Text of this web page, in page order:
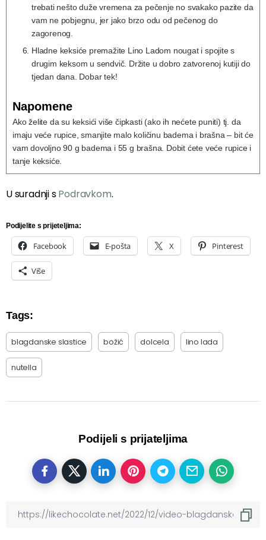
trebati nešto duže vremena za pečenje no svakako pazite da
vam ne pobjegnu, jer jako brzo odu od pečenog do
zagorenog.
Hladne keksiće premažite Lino Ladom nougat i spojite s
drugim keksom u sendvič. Držite u dobro zatvorenoj kutiji do
tjedan dana. Dobar tek!
Napomene
Ako želite da su keksići više čipkasti (ako ih nećete puniti) tj. da
imaju veće rupice, smanjite malo količinu badema i brašna – bit će
vam dovoljno 90 g badema i 55 g brašna. Dobit ćete veće rupice i
tanje keksiće.
U suradnji sPodravkom.
Podijelite s prijeteljima:
Facebook E-pošta X Pinterest
Više
Tags:
blagdanske slastice božić dolcela lino lada
nutella
Podijeli s prijateljima